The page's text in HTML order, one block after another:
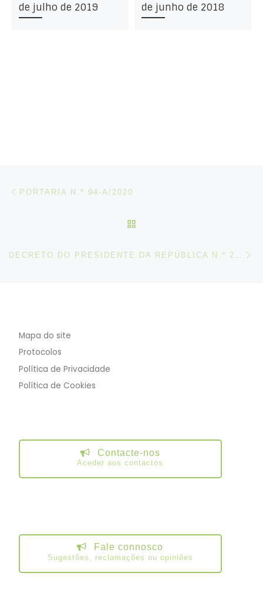
de julho de 2019
de junho de 2018
Post navigation
PORTARIA N.º 94-A/2020
Mapa do site
Protocolos
Política de Privacidade
Política de Cookies
Contacte-nos
Aceder aos contactos
Fale connosco
Sugestões, reclamações ou opiniões